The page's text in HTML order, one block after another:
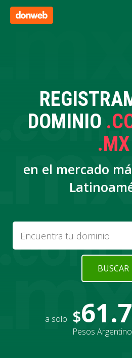
DOMINIO
.MX
en el mercado
BUSCAR
a solo $
Pesos